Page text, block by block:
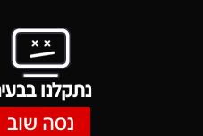
נתקלנו
נסה שוב